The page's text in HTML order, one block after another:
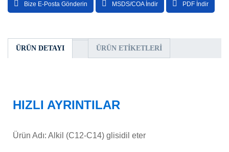
Bize E-Posta Gönderin MSDS/COA İndir PDF İndir
ÜRÜN DETAYI ÜRÜN ETIKETLERI
HIZLI AYRINTILAR
Ürün Adı: Alkil (C12-C14) glisidil eter